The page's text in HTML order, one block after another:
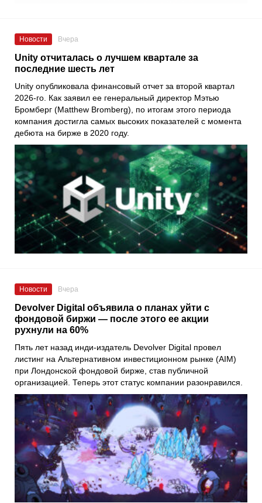
Новости Вчера
Unity отчиталась о лучшем квартале за
последние шесть лет
Unity опубликовала финансовый отчет за второй квартал
2026-го. Как заявил ее генеральный директор Мэтью
Бромберг (Matthew Bromberg), по итогам этого периода
компания достигла самых высоких показателей с момента
дебюта на бирже в 2020 году.
Новости Вчера
Devolver Digital объявила о планах уйти с
фондовой биржи — после этого ее акции
рухнули на 60%
Пять лет назад инди-издатель Devolver Digital провел
листинг на Альтернативном инвестиционном рынке (AIM)
при Лондонской фондовой бирже, став публичной
организацией. Теперь этот статус компании разонравился.